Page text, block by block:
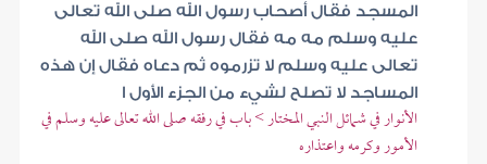
المسجد فقال أصحاب رسول الله صلى الله تعالى
عليه وسلم مه مه فقال رسول الله صلى الله
تعالى عليه وسلم لا تزرموه ثم دعاه فقال إن هذه
المساجد لا تصلح لشيء من الجزء الأول ا
الأنوار في شمائل النبي المختار > باب في رفقه صلى الله تعالى عليه وسلم في
الأمور وكرمه واعتذاره